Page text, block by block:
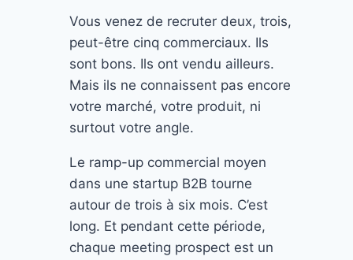
Vous venez de recruter deux, trois,
peut-être cinq commerciaux. Ils
sont bons. Ils ont vendu ailleurs.
Mais ils ne connaissent pas encore
votre marché, votre produit, ni
surtout votre angle.
Le ramp-up commercial moyen
dans une startup B2B tourne
autour de trois à six mois. C’est
long. Et pendant cette période,
chaque meeting prospect est un